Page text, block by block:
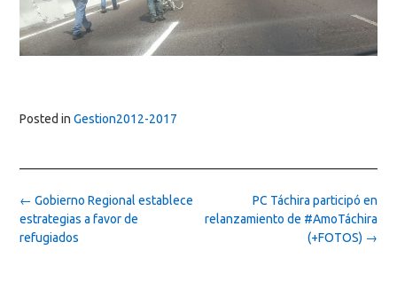
Posted in Gestion2012-2017
Post
navigation
PC Táchira participó en
relanzamiento de #AmoTáchira
(+FOTOS) →
← Gobierno Regional establece
estrategias a favor de
refugiados